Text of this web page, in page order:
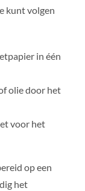
kunt volgen
in één
olie door het
voor het
op een
het